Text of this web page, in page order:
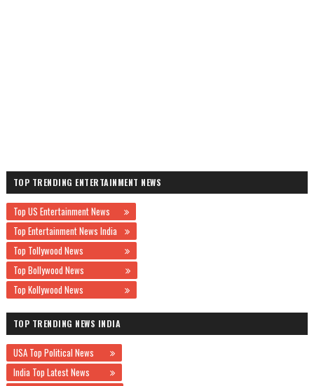
TOP TRENDING ENTERTAINMENT NEWS
Top US Entertainment News
Top Entertainment News India
Top Tollywood News
Top Bollywood News
Top Kollywood News
TOP TRENDING NEWS INDIA
USA Top Political News
India Top Latest News